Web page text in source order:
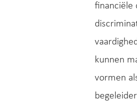
financiële
kunnen
vormen